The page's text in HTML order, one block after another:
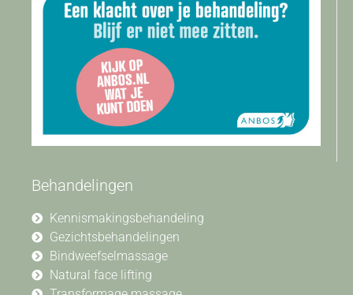
Behandelingen
Kennismakingsbehandeling
Gezichtsbehandelingen
Bindweefselmassage
Natural face lifting